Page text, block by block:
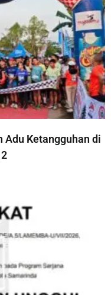
Adu Ketangguhan di